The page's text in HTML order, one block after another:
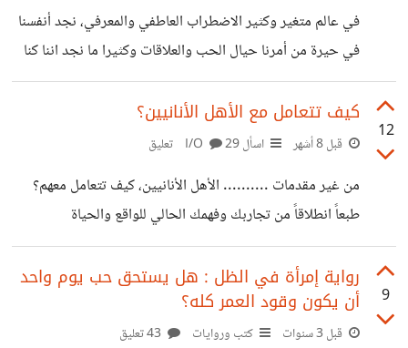
قدمت بها، وكانت الكارثة، أني وجدت أني انسقت فجأة وراء
مشتريات تافهة لكن بدون أن أشعر بذنب أو تأنيب ضمير،
في عالم متغير وكثير الاضطراب العاطفي والمعرفي، نجد أنفسنا
في حيرة من أمرنا حيال الحب والعلاقات وكثيرا ما نجد اننا كنا
نتوهم الحب في علاقات لم تكن سوى انبهار او تعلق زائف. ماذا
لو اكتشفت أنك تعيش علاقة تعلق وليس حبا صحيا، هل تتخلى
عن شريكك؟ كيف تتصرف في حال كان تعلقا من طرفك فقط
12
كيف تتعامل مع الأهل الأنانيين؟
قبل 8 أشهر اسأل I/O29 تعليق
من غير مقدمات .......... الأهل الأنانيين، كيف تتعامل معهم؟
طبعاً انطلاقاً من تجاربك وفهمك الحالي للواقع والحياة
9
رواية إمرأة في الظل : هل يستحق حب يوم واحد
أن يكون وقود العمر كله؟
قبل 3 سنوات كتب وروايات